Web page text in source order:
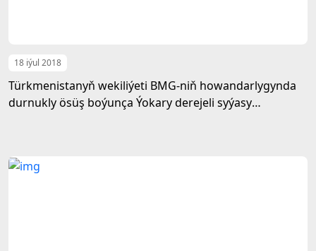
18 iýul 2018
Türkmenistanyň wekiliýeti BMG-niň howandarlygynda
durnukly ösüş boýunça Ýokary derejeli syýasy